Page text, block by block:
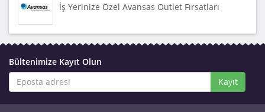
İş Yerinize Özel Avansas Outlet Fırsatları
Bültenimize Kayıt Olun
Kayıt